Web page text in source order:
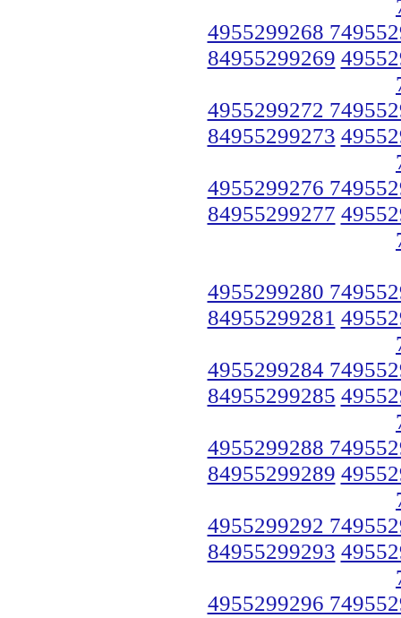
4955299268
84955299269
4955299272
84955299273
4955299276
84955299277
4955299280
84955299281
4955299284
84955299285
4955299288
84955299289
4955299292
84955299293
4955299296